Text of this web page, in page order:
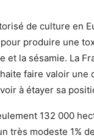
de culture en
produire une
et la sésamie. La
faire valoir une
à étayer sa
132 000
très modeste 1%